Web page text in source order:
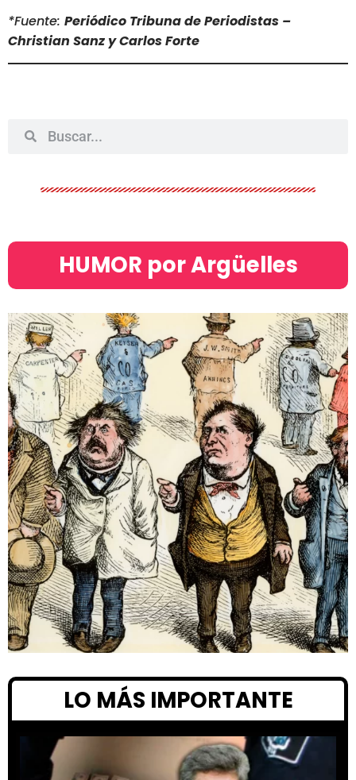
*Fuente: Periódico Tribuna de Periodistas –
Christian Sanz y Carlos Forte
HUMOR por Argüelles​
LO MÁS IMPORTANTE